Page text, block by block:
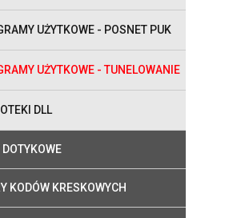
UŻYTKOWE - POSNET PUK
UŻYTKOWE - TUNELOWANIE
DLL
KODÓW KRESKOWYCH